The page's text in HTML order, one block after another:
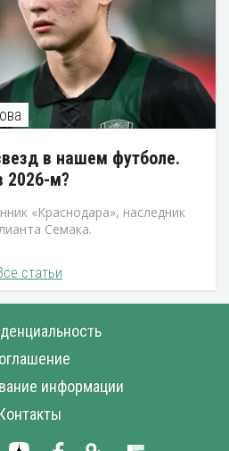
в нашем футболе.
2026-м?
«Краснодара», наследник
Семака.
статьи
информации